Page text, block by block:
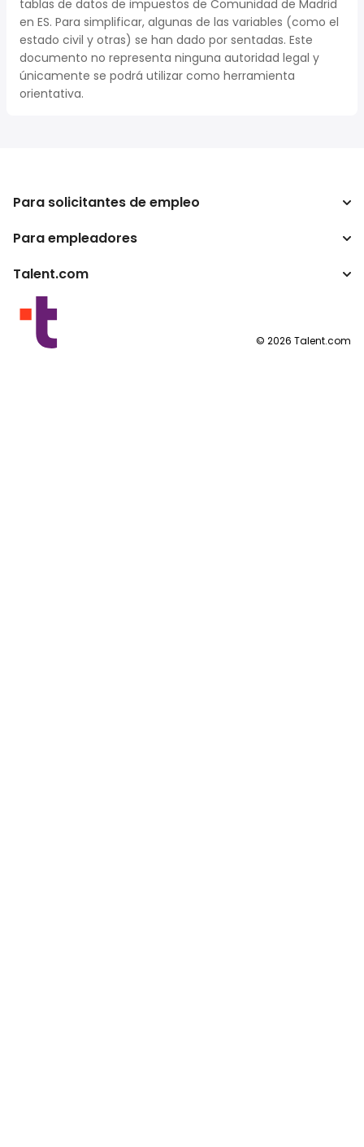
tablas de datos de impuestos de Comunidad de Madrid
en ES. Para simplificar, algunas de las variables (como el
estado civil y otras) se han dado por sentadas. Este
documento no representa ninguna autoridad legal y
únicamente se podrá utilizar como herramienta
orientativa.
Para solicitantes de empleo
Buscador de trabajo
Conversor de salario
Para empleadores
Empresa
Programas para publishers
Talent.com
Otros países
Condiciones de uso
© 2026 Talent.com